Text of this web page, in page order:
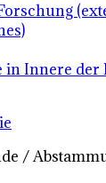
in Innere der
/